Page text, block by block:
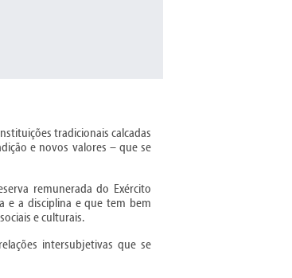
tradicionais calcadas
e novos valores – que se
remunerada do Exército
e a disciplina e que tem bem
e culturais.
intersubjetivas que se